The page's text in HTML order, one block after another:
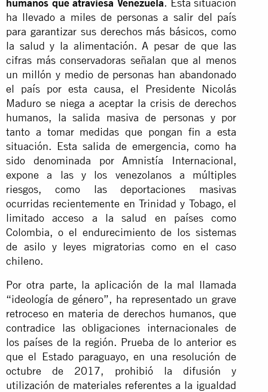
ha llevado a miles de personas a salir del país
para garantizar sus derechos más básicos, como
la salud y la alimentación. A pesar de que las
cifras más conservadoras señalan que al menos
un millón y medio de personas han abandonado
el país por esta causa, el Presidente Nicolás
Maduro se niega a aceptar la crisis de derechos
humanos, la salida masiva de personas y por
tanto a tomar medidas que pongan fin a esta
situación. Esta salida de emergencia, como ha
sido denominada por Amnistía Internacional,
expone a las y los venezolanos a múltiples
riesgos, como las deportaciones masivas
ocurridas recientemente en Trinidad y Tobago, el
limitado acceso a la salud en países como
Colombia, o el endurecimiento de los sistemas
de asilo y leyes migratorias como en el caso
chileno.
Por otra parte, la aplicación de la mal llamada
“ideología de género”, ha representado un grave
retroceso en materia de derechos humanos, que
contradice las obligaciones internacionales de
los países de la región. Prueba de lo anterior es
que el Estado paraguayo, en una resolución de
octubre de 2017, prohibió la difusión y
utilización de materiales referentes a la igualdad